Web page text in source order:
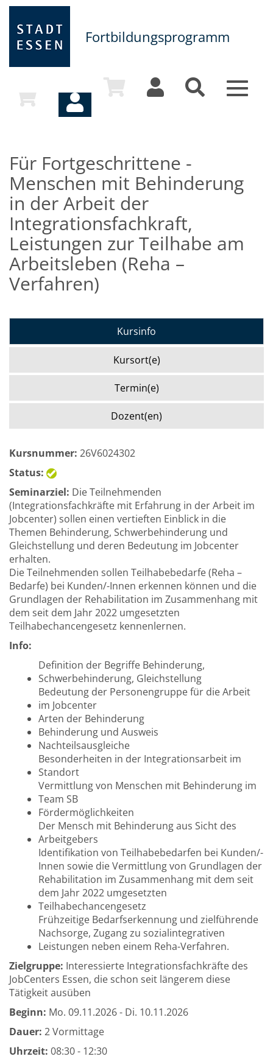
Fortbildungsprogramm
Toggle
Für Fortgeschrittene -
Menschen mit Behinderung
in der Arbeit der
Integrationsfachkraft,
Leistungen zur Teilhabe am
Arbeitsleben (Reha –
Verfahren)
Kursinfo
Kursort(e)
Termin(e)
Dozent(en)
Kursnummer: 26V6024302
Status:
Seminarziel: Die Teilnehmenden
(Integrationsfachkräfte mit Erfahrung in der Arbeit im
Jobcenter) sollen einen vertieften Einblick in die
Themen Behinderung, Schwerbehinderung und
Gleichstellung und deren Bedeutung im Jobcenter
erhalten.
Die Teilnehmenden sollen Teilhabebedarfe (Reha –
Bedarfe) bei Kunden/-Innen erkennen können und die
Grundlagen der Rehabilitation im Zusammenhang mit
dem seit dem Jahr 2022 umgesetzten
Teilhabechancengesetz kennenlernen.
Info:
Definition der Begriffe Behinderung,
Schwerbehinderung, Gleichstellung
Bedeutung der Personengruppe für die Arbeit
im Jobcenter
Arten der Behinderung
Behinderung und Ausweis
Nachteilsausgleiche
Besonderheiten in der Integrationsarbeit im
Standort
Vermittlung von Menschen mit Behinderung im
Team SB
Fördermöglichkeiten
Der Mensch mit Behinderung aus Sicht des
Arbeitgebers
Identifikation von Teilhabebedarfen bei Kunden/-
Innen sowie die Vermittlung von Grundlagen der
Rehabilitation im Zusammenhang mit dem seit
dem Jahr 2022 umgesetzten
Teilhabechancengesetz
Frühzeitige Bedarfserkennung und zielführende
Nachsorge, Zugang zu sozialintegrativen
Leistungen neben einem Reha-Verfahren.
Zielgruppe: Interessierte Integrationsfachkräfte des
JobCenters Essen, die schon seit längerem diese
Tätigkeit ausüben
Beginn: Mo. 09.11.2026 - Di. 10.11.2026
Dauer: 2 Vormittage
Uhrzeit: 08:30 - 12:30